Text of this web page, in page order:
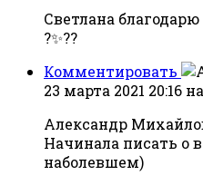
Светлана благодарю
?✨??
Комментировать
23 марта 2021 20:16
Александр
Начинала писать о
наболевшем)